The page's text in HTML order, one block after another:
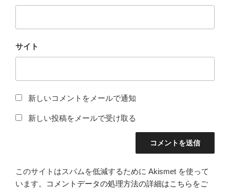
サイト
新しいコメントをメールで通知
新しい投稿をメールで受け取る
このサイトはスパムを低減するために Akismet を使って
います。
コメントデータの処理方法の詳細はこちらをご